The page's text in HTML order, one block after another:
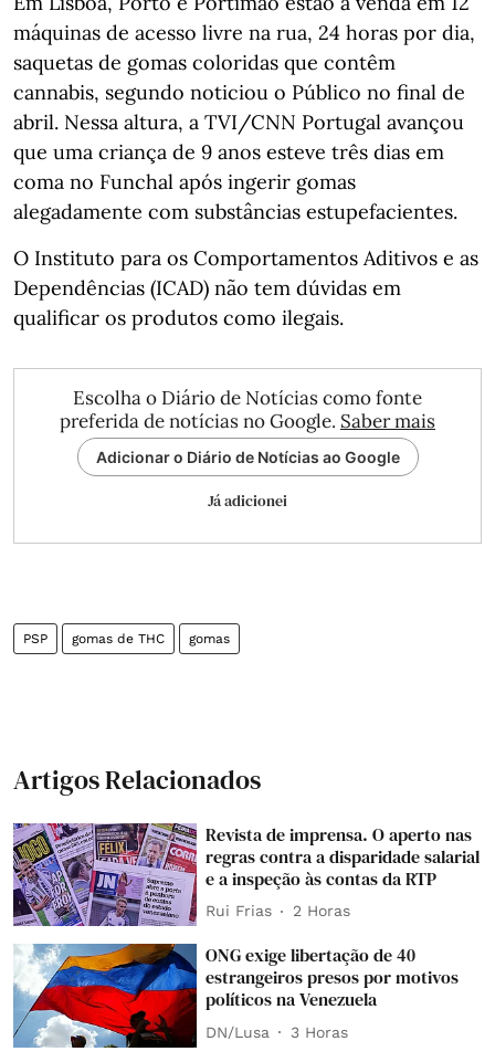
máquinas de acesso livre na rua, 24 horas por dia,
saquetas de gomas coloridas que contêm
cannabis, segundo noticiou o Público no final de
abril. Nessa altura, a TVI/CNN Portugal avançou
que uma criança de 9 anos esteve três dias em
coma no Funchal após ingerir gomas
alegadamente com substâncias estupefacientes.
O Instituto para os Comportamentos Aditivos e as
Dependências (ICAD) não tem dúvidas em
qualificar os produtos como ilegais.
Escolha o Diário de Notícias como fonte
preferida de notícias no Google. Saber mais
Adicionar o Diário de Notícias ao Google
Já adicionei
PSP gomas de THC gomas
Artigos Relacionados
Revista de imprensa. O aperto nas
regras contra a disparidade salarial
e a inspeção às contas da RTP
Rui Frias 2 Horas
ONG exige libertação de 40
estrangeiros presos por motivos
políticos na Venezuela
DN/Lusa 3 Horas